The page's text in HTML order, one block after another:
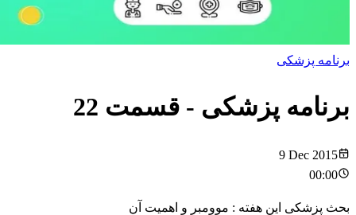
برنامه پزشکی
برنامه پزشکی - قسمت 22
9 Dec 2015
00:00
بحث پزشکی این هفته : موومبر و اهمیت آن